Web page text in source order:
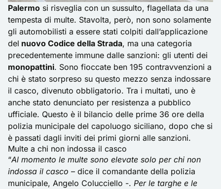
Palermo si risveglia con un sussulto, flagellata da una
tempesta di multe. Stavolta, però, non sono solamente
gli automobilisti a essere stati colpiti dall’applicazione
del nuovo Codice della Strada, ma una categoria
precedentemente immune dalle sanzioni: gli utenti dei
monopattini. Sono fioccate ben 195 contravvenzioni a
chi è stato sorpreso su questo mezzo senza indossare
il casco, divenuto obbligatorio. Tra i multati, uno è
anche stato denunciato per resistenza a pubblico
ufficiale. Questo è il bilancio delle prime 36 ore della
polizia municipale del capoluogo siciliano, dopo che si
è passati dagli inviti dei primi giorni alle sanzioni.
Multe a chi non indossa il casco
“Al momento le multe sono elevate solo per chi non
indossa il casco – dice il comandante della polizia
municipale, Angelo Colucciello -. Per le targhe e le